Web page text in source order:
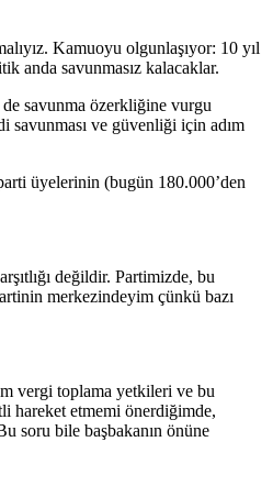
Kamuoyu olgunlaşıyor: 10 yıl
anda savunmasız kalacaklar.
savunma özerkliğine vurgu
savunması ve güvenliği için adım
üyelerinin (bugün 180.000’den
değildir. Partimizde, bu
merkezindeyim çünkü bazı
vergi toplama yetkileri ve bu
hareket etmemi önerdiğimde,
soru bile başbakanın önüne